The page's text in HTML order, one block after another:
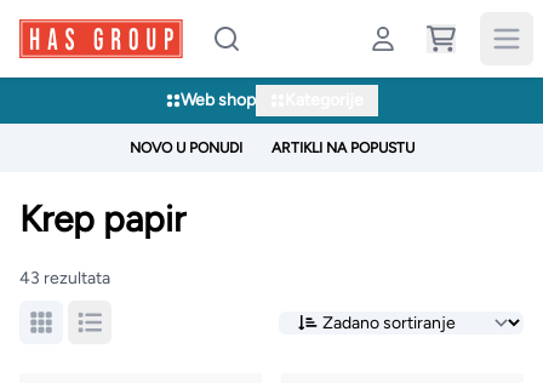
Web shop
NOVO U PONUDI ARTIKLI NA POPUSTU
Krep papir
43 rezultata